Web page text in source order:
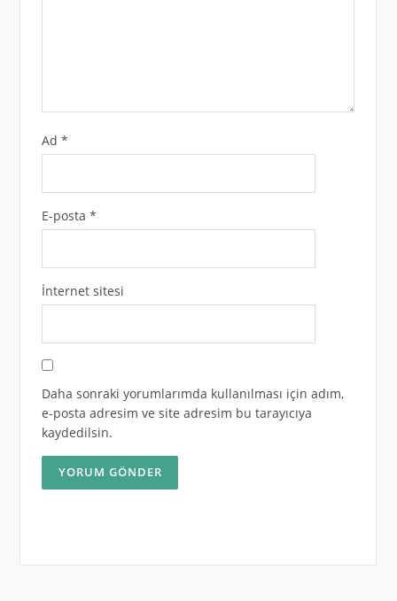
Ad *
E-posta *
İnternet sitesi
Daha sonraki yorumlarımda kullanılması için adım,
e-posta adresim ve site adresim bu tarayıcıya
kaydedilsin.